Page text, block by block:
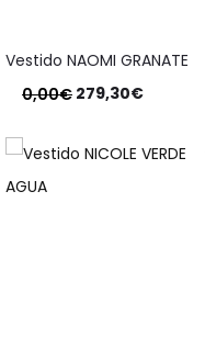
Vestido NAOMI GRANATE
0,00€ 279,30€